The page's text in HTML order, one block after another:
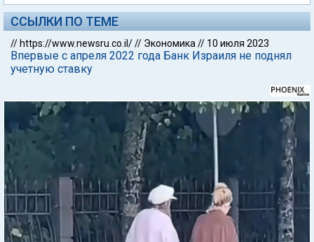
ССЫЛКИ ПО ТЕМЕ
// https://www.newsru.co.il/// Экономика // 10 июля 2023
Впервые с апреля 2022 года Банк Израиля не поднял
учетную ставку